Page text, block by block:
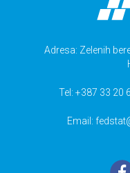
Adresa: Zelenih
Tel: +387 33 20
Email: